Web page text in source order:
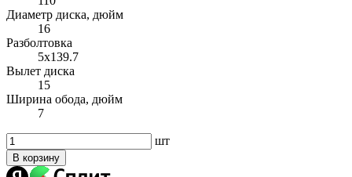
Диаметр диска, дюйм
16
Разболтовка
5x139.7
Вылет диска
15
Ширина обода, дюйм
7
шт
В корзину